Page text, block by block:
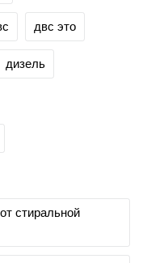
двс это
дизель
стиральной